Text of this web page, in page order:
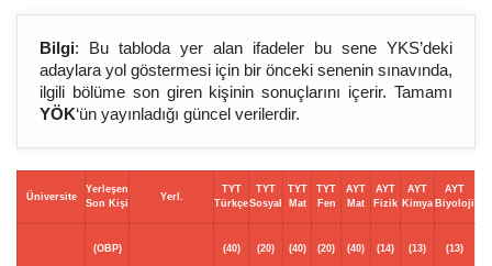
Bilgi: Bu tabloda yer alan ifadeler bu sene YKS’deki
adaylara yol göstermesi için bir önceki senenin sınavında,
ilgili bölüme son giren kişinin sonuçlarını içerir. Tamamı
YÖK‘ün yayınladığı güncel verilerdir.
Üniversite
Yerleşen
Son Kişi
Yerl.
TYT
Türkçe
TYT
Sosyal
TYT
Mat
TYT
Fen
AYT
Mat
AYT
Fizik
AYT
Kimya
AYT
Biyoloji
(OBP) (40) (20) (40) (20) (40) (14) (13) (13)